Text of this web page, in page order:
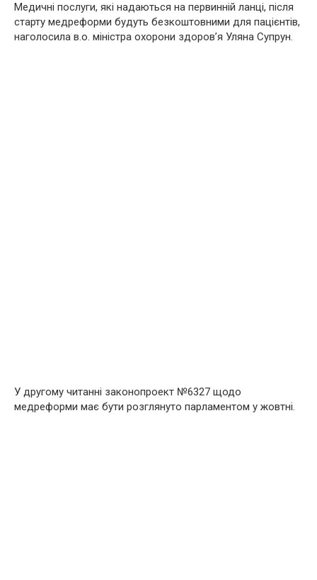
Медичні послуги, які надаються на первинній ланці, після
старту медреформи будуть безкоштовними для пацієнтів,
наголосила в.о. міністра охорони здоров’я Уляна Супрун.
У другому читанні законопроект №6327 щодо
медреформи має бути розглянуто парламентом у жовтні.